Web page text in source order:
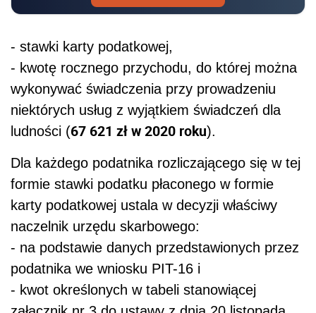
- stawki karty podatkowej,
- kwotę rocznego przychodu, do której można
wykonywać świadczenia przy prowadzeniu
niektórych usług z wyjątkiem świadczeń dla
ludności (67 621 zł w 2020 roku).
Dla każdego podatnika rozliczającego się w tej
formie stawki podatku płaconego w formie
karty podatkowej ustala w decyzji właściwy
naczelnik urzędu skarbowego:
- na podstawie danych przedstawionych przez
podatnika we wniosku PIT-16 i
- kwot określonych w tabeli stanowiącej